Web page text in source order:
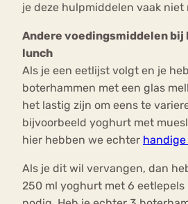
je deze hulpmiddelen vaak niet
Andere voedingsmiddelen bij
lunch
Als je een eetlijst volgt en je
boterhammen met een glas
het lastig zijn om eens te
bijvoorbeeld yoghurt met
hier hebben we echter
Als je dit wil vervangen, dan
250 ml yoghurt met 6